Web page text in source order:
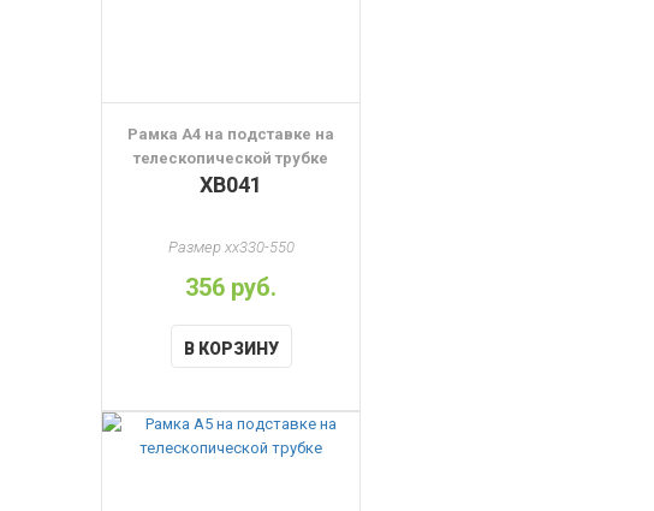
Рамка А4 на подставке на
телескопической трубке
ХВ041
Размер xx330-550
356 руб.
В КОРЗИНУ